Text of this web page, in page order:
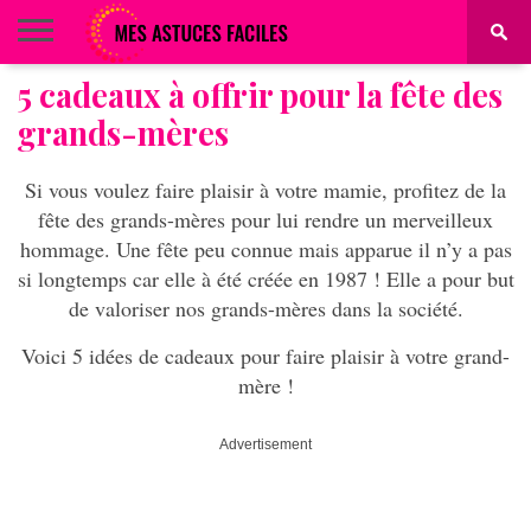
BEAUTÉ
COIFFURE
ALIMENTATION
MAQUILLAGE
MAISON
5 cadeaux à offrir pour la fête des
grands-mères
Si vous voulez faire plaisir à votre mamie, profitez de la
fête des grands-mères pour lui rendre un merveilleux
hommage. Une fête peu connue mais apparue il n’y a pas
si longtemps car elle à été créée en 1987 ! Elle a pour but
de valoriser nos grands-mères dans la société.
Voici 5 idées de cadeaux pour faire plaisir à votre grand-
mère !
Advertisement